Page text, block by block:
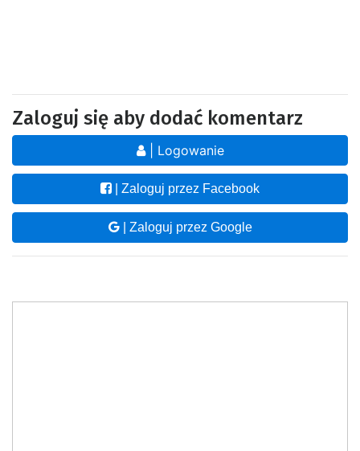
Zaloguj się aby dodać komentarz
| Logowanie
| Zaloguj przez Facebook
| Zaloguj przez Google